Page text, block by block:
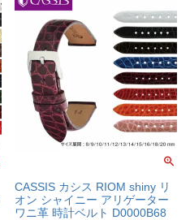
CASSIS カシス RIOM shiny リ
オン シャイニー アリゲーター
ワニ革 時計ベルト D0000B68